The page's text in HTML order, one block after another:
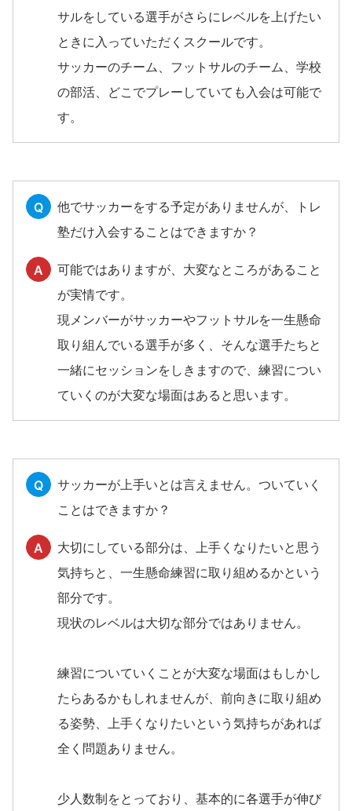
サルをしている選手がさらにレベルを上げたい
ときに入っていただくスクールです。
サッカーのチーム、フットサルのチーム、学校
の部活、どこでプレーしていても入会は可能で
す。
Q
他でサッカーをする予定がありませんが、トレ
塾だけ入会することはできますか？
A
可能ではありますが、大変なところがあること
が実情です。
現メンバーがサッカーやフットサルを一生懸命
取り組んでいる選手が多く、そんな選手たちと
一緒にセッションをしきますので、練習につい
ていくのが大変な場面はあると思います。
Q
サッカーが上手いとは言えません。ついていく
ことはできますか？
A
大切にしている部分は、上手くなりたいと思う
気持ちと、一生懸命練習に取り組めるかという
部分です。
現状のレベルは大切な部分ではありません。
練習についていくことが大変な場面はもしかし
たらあるかもしれませんが、前向きに取り組め
る姿勢、上手くなりたいという気持ちがあれば
全く問題ありません。
少人数制をとっており、基本的に各選手が伸び